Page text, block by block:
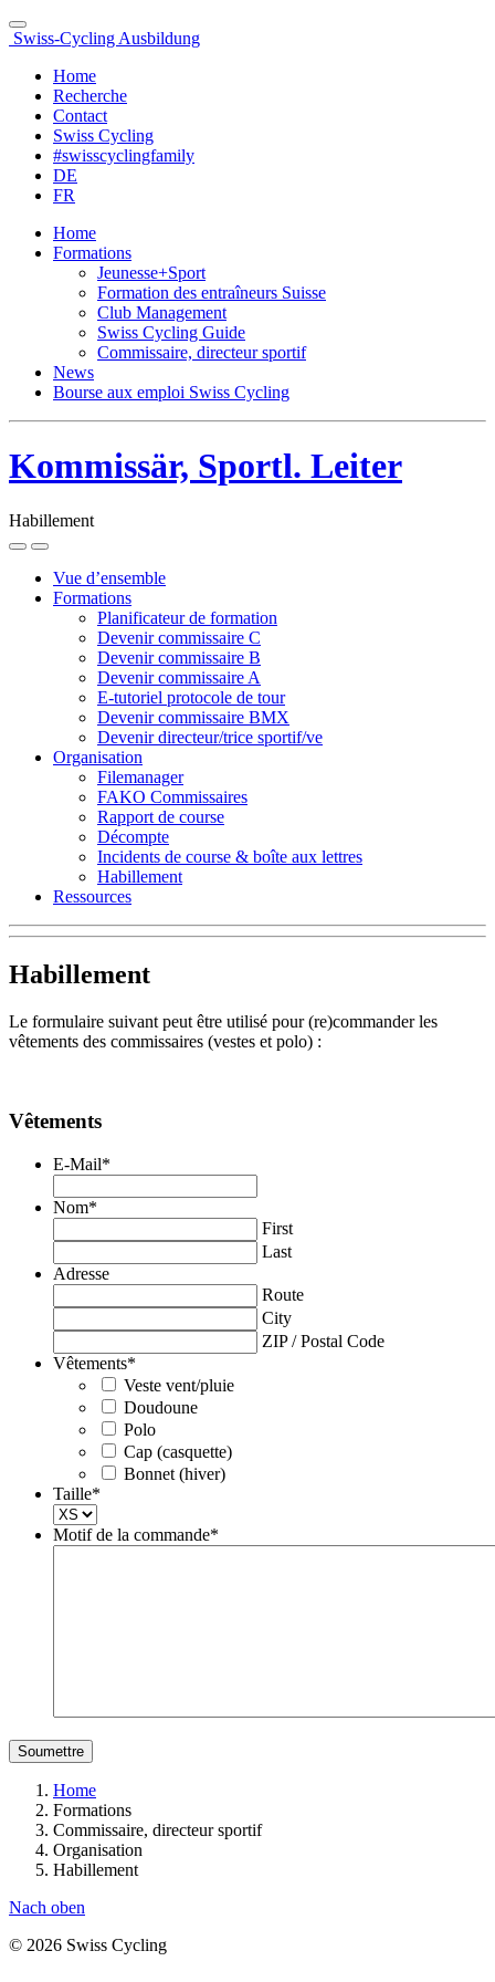
Swiss-Cycling Ausbildung
Home
Recherche
Contact
Swiss Cycling
#swisscyclingfamily
DE
FR
Home
Formations
Jeunesse+Sport
Formation des entraîneurs Suisse
Club Management
Swiss Cycling Guide
Commissaire, directeur sportif
News
Bourse aux emploi Swiss Cycling
Kommissär, Sportl. Leiter
Habillement
Vue d’ensemble
Formations
Planificateur de formation
Devenir commissaire C
Devenir commissaire B
Devenir commissaire A
E-tutoriel protocole de tour
Devenir commissaire BMX
Devenir directeur/trice sportif/ve
Organisation
Filemanager
FAKO Commissaires
Rapport de course
Décompte
Incidents de course & boîte aux lettres
Habillement
Ressources
Habillement
Le formulaire suivant peut être utilisé pour (re)commander les
vêtements des commissaires (vestes et polo) :
Vêtements
E-Mail*
Nom*
First
Last
Adresse
Route
City
ZIP / Postal Code
Vêtements*
Veste vent/pluie
Doudoune
Polo
Cap (casquette)
Bonnet (hiver)
Taille*
Motif de la commande*
Home
Formations
Commissaire, directeur sportif
Organisation
Habillement
Nach oben
© 2026 Swiss Cycling